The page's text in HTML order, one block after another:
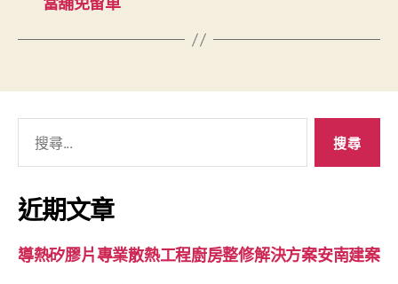
關
鍵
字:
近期文章
導熱矽膠片專業散熱工程廚房整修解決方案安南建案